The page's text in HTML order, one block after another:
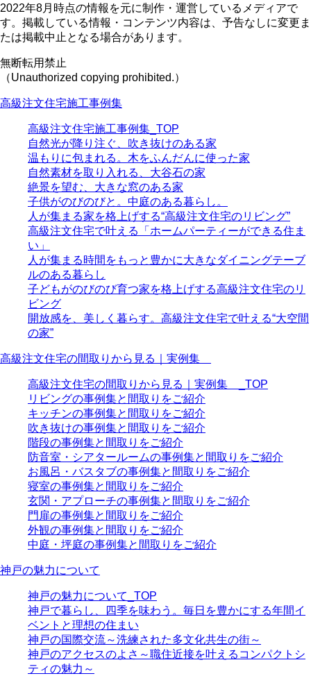
2022年8月時点の情報を元に制作・運営しているメディアで
す。掲載している情報・コンテンツ内容は、予告なしに変更ま
たは掲載中止となる場合があります。
無断転用禁止
（Unauthorized copying prohibited.）
高級注文住宅施工事例集
高級注文住宅施工事例集_TOP
自然光が降り注ぐ、吹き抜けのある家
温もりに包まれる。木をふんだんに使った家
自然素材を取り入れる、大谷石の家
絶景を望む、大きな窓のある家
子供がのびのびと。中庭のある暮らし。
人が集まる家を格上げする“高級注文住宅のリビング”
高級注文住宅で叶える「ホームパーティーができる住ま
い」
人が集まる時間をもっと豊かに大きなダイニングテーブ
ルのある暮らし
子どもがのびのび育つ家を格上げする高級注文住宅のリ
ビング
開放感を、美しく暮らす。高級注文住宅で叶える“大空間
の家”
高級注文住宅の間取りから見る｜実例集
高級注文住宅の間取りから見る｜実例集 _TOP
リビングの事例集と間取りをご紹介
キッチンの事例集と間取りをご紹介
吹き抜けの事例集と間取りをご紹介
階段の事例集と間取りをご紹介
防音室・シアタールームの事例集と間取りをご紹介
お風呂・バスタブの事例集と間取りをご紹介
寝室の事例集と間取りをご紹介
玄関・アプローチの事例集と間取りをご紹介
門扉の事例集と間取りをご紹介
外観の事例集と間取りをご紹介
中庭・坪庭の事例集と間取りをご紹介
神戸の魅力について
神戸の魅力について_TOP
神戸で暮らし、四季を味わう。毎日を豊かにする年間イ
ベントと理想の住まい
神戸の国際交流～洗練された多文化共生の街～
神戸のアクセスのよさ～職住近接を叶えるコンパクトシ
ティの魅力～